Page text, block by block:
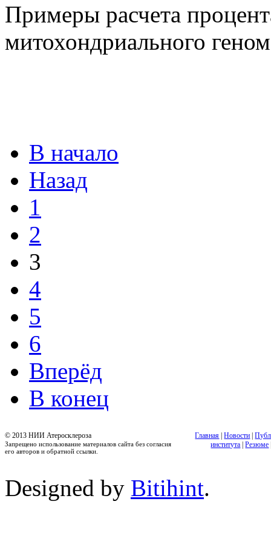
Примеры расчета
митохондриального
В начало
Назад
1
2
3
4
5
6
Вперёд
В конец
© 2013 НИИ Атеросклероза
Запрещено использование материалов сайта без согласия
его авторов и обратной ссылки.
Главная |Новости |
института |Резюме
Designed by Bitihint.